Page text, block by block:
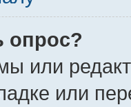
опрос?
или
или